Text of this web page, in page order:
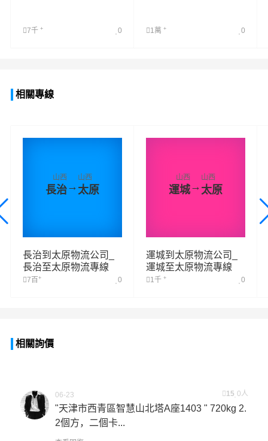
7千 + 0 1萬 + 0
相關專線
山西
長治→
山西
太原
長治到太原物流公司_
長治至太原物流專線
7百 + 0
山西
運城→
山西
太原
運城到太原物流公司_
運城至太原物流專線
1千 + 0
相關詢價
06-23 15 0人
"天津市西青區智慧山北塔A座1403 " 720kg 2.
2個方，二個卡...